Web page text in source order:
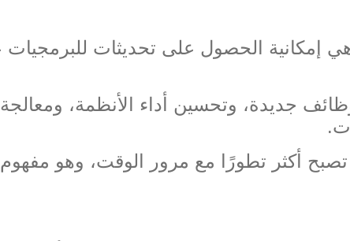
هي إمكانية الحصول على تحديثات للبرمجيات
جديدة، وتحسين أداء الأنظمة،
.
أكثر تطورًا مع مرور الوقت، وهو مفهوم